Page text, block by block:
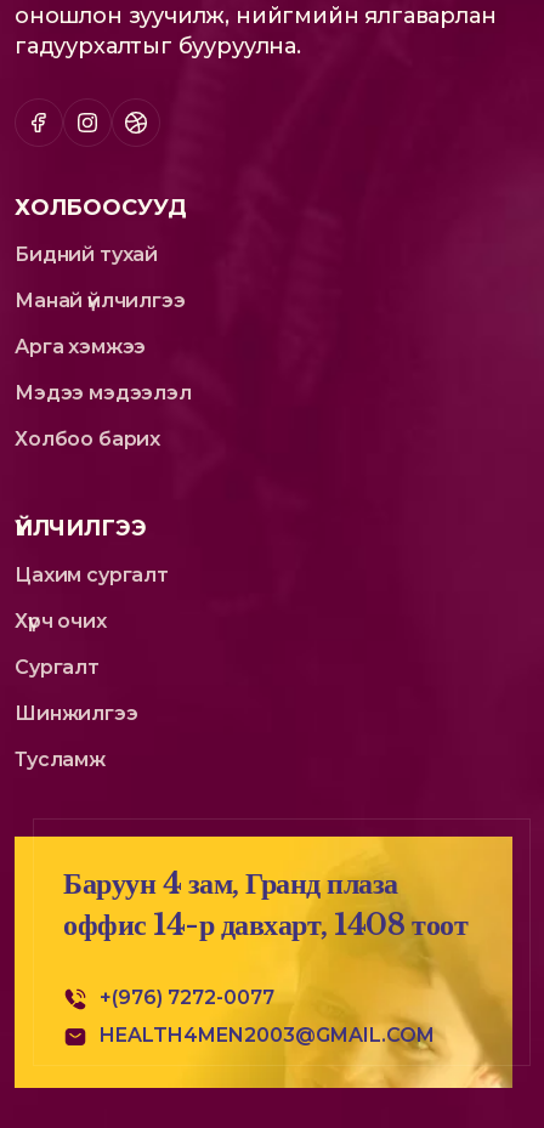
оношлон зуучилж, нийгмийн ялгаварлан
гадуурхалтыг бууруулна.
ХОЛБООСУУД
Бидний тухай
Манай үйлчилгээ
Арга хэмжээ
Мэдээ мэдээлэл
Холбоо барих
ҮЙЛЧИЛГЭЭ
Цахим сургалт
Хүрч очих
Сургалт
Шинжилгээ
Тусламж
Баруун 4 зам, Гранд плаза
оффис 14-р давхарт, 1408 тоот
+(976) 7272-0077
HEALTH4MEN2003@GMAIL.COM